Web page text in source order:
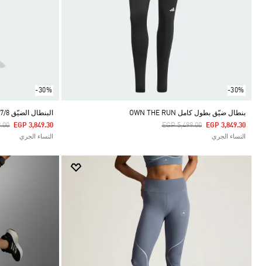
-30%
بنطال ضيّق بطول كامل OWN THE RUN
Price Reduced From
EGP 5,499.00ToEGP 3,849.30
النساء الجري
-30%
البنطال الضيّق ADI365 CLIMACOOL RUNNING 7/8
From
ToEGP 3,849.30
النساء الجري